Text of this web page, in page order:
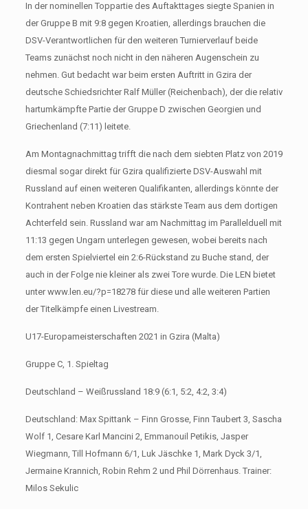
In der nominellen Toppartie des Auftakttages siegte Spanien in
der Gruppe B mit 9:8 gegen Kroatien, allerdings brauchen die
DSV-Verantwortlichen für den weiteren Turnierverlauf beide
Teams zunächst noch nicht in den näheren Augenschein zu
nehmen. Gut bedacht war beim ersten Auftritt in Gzira der
deutsche Schiedsrichter Ralf Müller (Reichenbach), der die relativ
hartumkämpfte Partie der Gruppe D zwischen Georgien und
Griechenland (7:11) leitete.
Am Montagnachmittag trifft die nach dem siebten Platz von 2019
diesmal sogar direkt für Gzira qualifizierte DSV-Auswahl mit
Russland auf einen weiteren Qualifikanten, allerdings könnte der
Kontrahent neben Kroatien das stärkste Team aus dem dortigen
Achterfeld sein. Russland war am Nachmittag im Parallelduell mit
11:13 gegen Ungarn unterlegen gewesen, wobei bereits nach
dem ersten Spielviertel ein 2:6-Rückstand zu Buche stand, der
auch in der Folge nie kleiner als zwei Tore wurde. Die LEN bietet
unter www.len.eu/?p=18278 für diese und alle weiteren Partien
der Titelkämpfe einen Livestream.
U17-Europameisterschaften 2021 in Gzira (Malta)
Gruppe C, 1. Spieltag
Deutschland – Weißrussland 18:9 (6:1, 5:2, 4:2, 3:4)
Deutschland: Max Spittank – Finn Grosse, Finn Taubert 3, Sascha
Wolf 1, Cesare Karl Mancini 2, Emmanouil Petikis, Jasper
Wiegmann, Till Hofmann 6/1, Luk Jäschke 1, Mark Dyck 3/1,
Jermaine Krannich, Robin Rehm 2 und Phil Dörrenhaus. Trainer:
Milos Sekulic